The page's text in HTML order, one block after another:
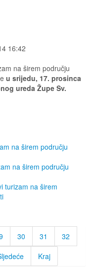
16:42
na širem području
u srijedu, 17. prosinca
ureda Župe Sv.
na širem području
na širem području
turizam na širem
30 31
32
Kraj